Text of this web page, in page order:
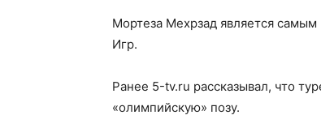
Мортеза Мехрзад является
Игр.
Ранее 5-tv.ru рассказывал, что
«олимпийскую» позу.